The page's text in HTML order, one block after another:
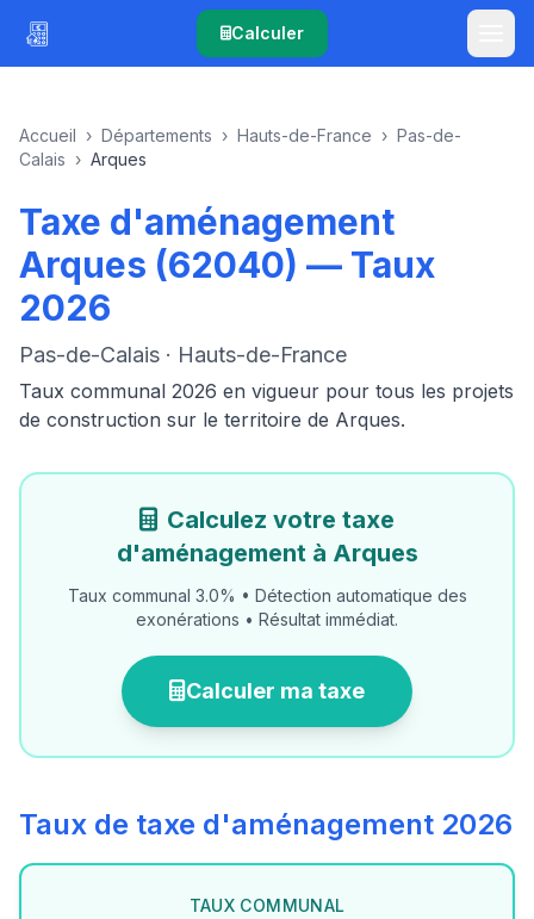
Calculer
Accueil › Départements › Hauts-de-France › Pas-de-
Calais › Arques
Taxe d'aménagement
Arques (62040) — Taux
2026
Pas-de-Calais · Hauts-de-France
Taux communal 2026 en vigueur pour tous les projets
de construction sur le territoire de Arques.
Calculez votre taxe
d'aménagement à Arques
Taux communal 3.0% • Détection automatique des
exonérations • Résultat immédiat.
Calculer ma taxe
Taux de taxe d'aménagement 2026
TAUX COMMUNAL